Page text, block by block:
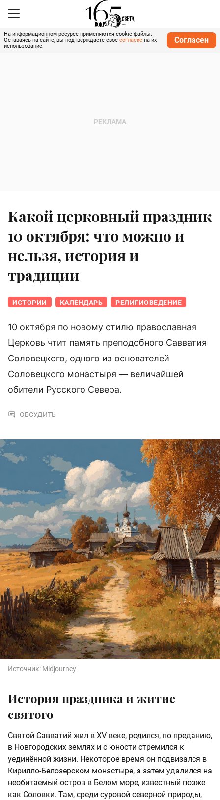
На информационном ресурсе применяются cookie-файлы.
Оставаясь на сайте, вы подтверждаете свое согласие на их
использование.
Согласен
Какой церковный праздник
10 октября: что можно и
нельзя, история и
традиции
ИСТОРИИ КАЛЕНДАРЬ РЕЛИГИОВЕДЕНИЕ
10 октября по новому стилю православная
Церковь чтит память преподобного Савватия
Соловецкого, одного из основателей
Соловецкого монастыря — величайшей
обители Русского Севера.
ОБСУДИТЬ
Источник: Midjourney
История праздника и житие
святого
Святой Савватий жил в XV веке, родился, по преданию,
в Новгородских землях и с юности стремился к
уединённой жизни. Некоторое время он подвизался в
Кирилло-Белозерском монастыре, а затем удалился на
необитаемый остров в Белом море, известный позже
как Соловки. Там, среди суровой северной природы,